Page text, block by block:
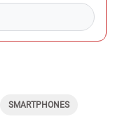
SMARTPHONES